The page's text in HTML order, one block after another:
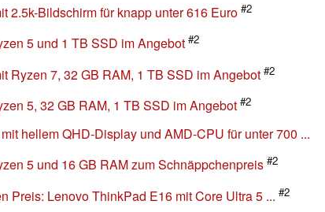
2.5k-Bildschirm für knapp unter 616 Euro #2
5 und 1 TB SSD im Angebot #2
Ryzen 7, 32 GB RAM, 1 TB SSD im Angebot #2
5, 32 GB RAM, 1 TB SSD im Angebot #2
hellem QHD-Display und AMD-CPU für unter 700 ...
5 und 16 GB RAM zum Schnäppchenpreis #2
Preis: Lenovo ThinkPad E16 mit Core Ultra 5 ... #2